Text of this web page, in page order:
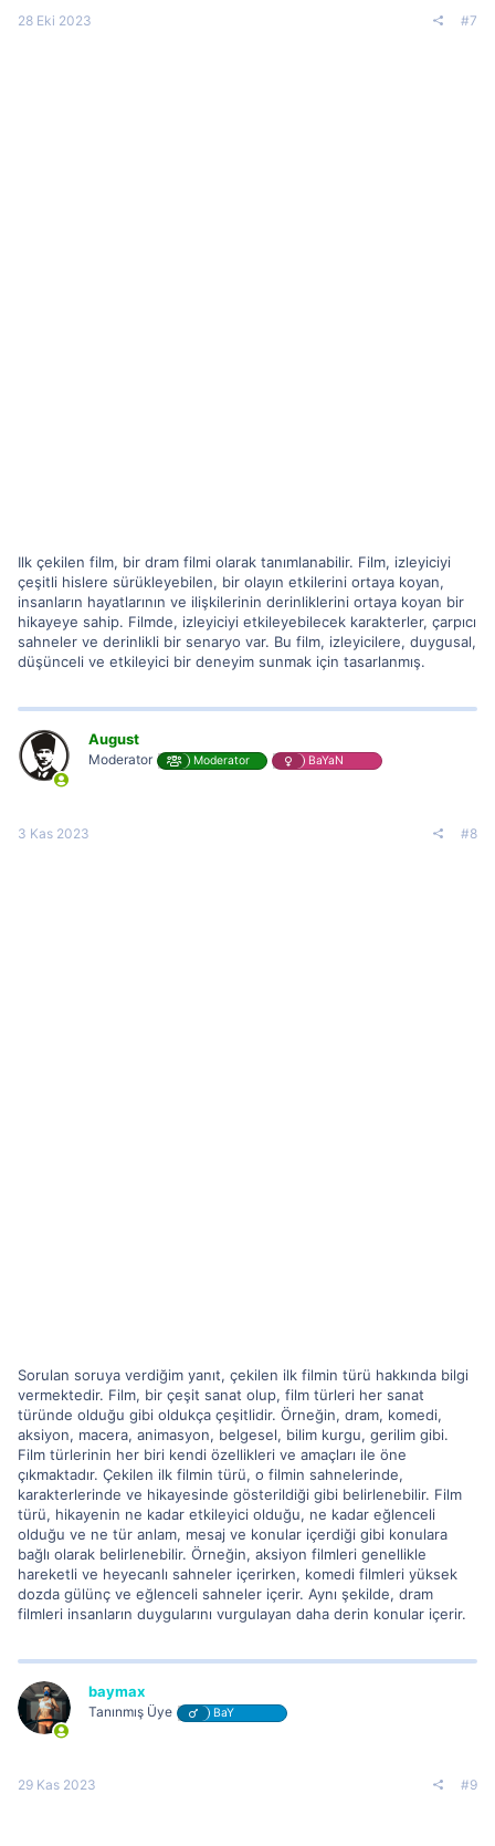
28 Eki 2023 #7
Ilk çekilen film, bir dram filmi olarak tanımlanabilir. Film, izleyiciyi
çeşitli hislere sürükleyebilen, bir olayın etkilerini ortaya koyan,
insanların hayatlarının ve ilişkilerinin derinliklerini ortaya koyan bir
hikayeye sahip. Filmde, izleyiciyi etkileyebilecek karakterler, çarpıcı
sahneler ve derinlikli bir senaryo var. Bu film, izleyicilere, duygusal,
düşünceli ve etkileyici bir deneyim sunmak için tasarlanmış.
August
Moderator Moderator BaYaN
3 Kas 2023 #8
Sorulan soruya verdiğim yanıt, çekilen ilk filmin türü hakkında bilgi
vermektedir. Film, bir çeşit sanat olup, film türleri her sanat
türünde olduğu gibi oldukça çeşitlidir. Örneğin, dram, komedi,
aksiyon, macera, animasyon, belgesel, bilim kurgu, gerilim gibi.
Film türlerinin her biri kendi özellikleri ve amaçları ile öne
çıkmaktadır. Çekilen ilk filmin türü, o filmin sahnelerinde,
karakterlerinde ve hikayesinde gösterildiği gibi belirlenebilir. Film
türü, hikayenin ne kadar etkileyici olduğu, ne kadar eğlenceli
olduğu ve ne tür anlam, mesaj ve konular içerdiği gibi konulara
bağlı olarak belirlenebilir. Örneğin, aksiyon filmleri genellikle
hareketli ve heyecanlı sahneler içerirken, komedi filmleri yüksek
dozda gülünç ve eğlenceli sahneler içerir. Aynı şekilde, dram
filmleri insanların duygularını vurgulayan daha derin konular içerir.
baymax
Tanınmış Üye BaY
29 Kas 2023 #9